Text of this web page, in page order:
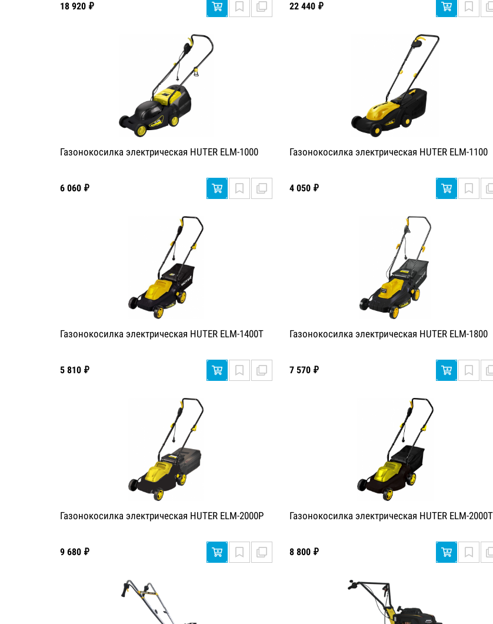
18 920 ₽ 22 440 ₽
Газонокосилка электрическая HUTER ELM-1000
6 060 ₽
Газонокосилка электрическая HUTER ELM-1100
4 050 ₽
Газонокосилка электрическая HUTER ELM-1400Т
5 810 ₽
Газонокосилка электрическая HUTER ELM-1800
7 570 ₽
Газонокосилка электрическая HUTER ELM-2000P
9 680 ₽
Газонокосилка электрическая HUTER ELM-2000T
8 800 ₽